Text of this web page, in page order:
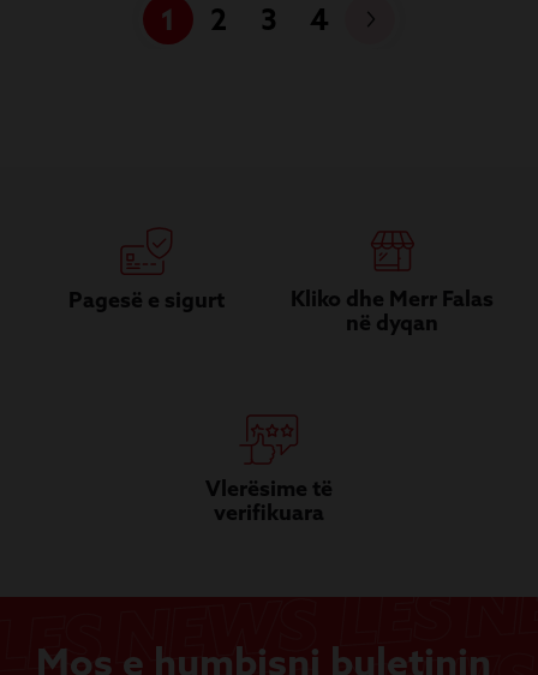
1 2 3 4
Pagesë e sigurt
Kliko dhe Merr Falas
në dyqan
Vlerësime të
verifikuara
Mos e humbisni buletinin